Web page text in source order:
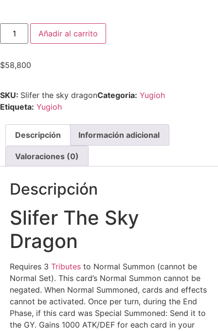
Añadir al carrito
$58,800
SKU: Slifer the sky dragonCategoria: Yugioh
Etiqueta: Yugioh
Descripción Información adicional
Valoraciones (0)
Descripción
Slifer The Sky
Dragon
Requires 3 Tributes to Normal Summon (cannot be
Normal Set). This card’s Normal Summon cannot be
negated. When Normal Summoned, cards and effects
cannot be activated. Once per turn, during the End
Phase, if this card was Special Summoned: Send it to
the GY. Gains 1000 ATK/DEF for each card in your